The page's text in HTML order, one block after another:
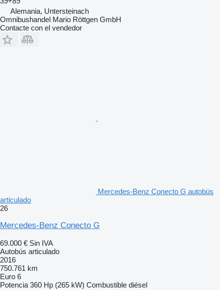
Alemania, Untersteinach
Omnibushandel Mario Röttgen GmbH
Contacte con el vendedor
Mercedes-Benz Conecto G autobús
articulado
26
Mercedes-Benz Conecto G
69.000 € Sin IVA
Autobús articulado
2016
750.761 km
Euro 6
Potencia 360 Hp (265 kW) Combustible diésel